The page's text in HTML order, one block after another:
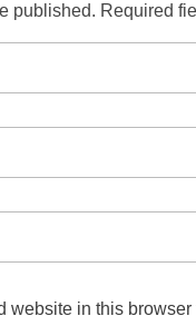
published. Required
website in this